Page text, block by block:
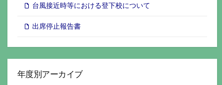
台風接近時等における登下校について
出席停止報告書
年度別アーカイブ